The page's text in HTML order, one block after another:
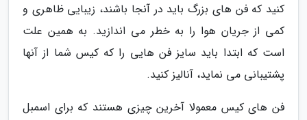
کنید که فن های بزرگ باید در آنجا باشند، زیبایی ظاهری و
کمی از جریان هوا را به خطر می اندازید. به همین علت
است که ابتدا باید سایز فن هایی را که کیس شما از آنها
پشتیبانی می نماید، آنالیز کنید.
فن های کیس معمولا آخرین چیزی هستند که برای اسمبل